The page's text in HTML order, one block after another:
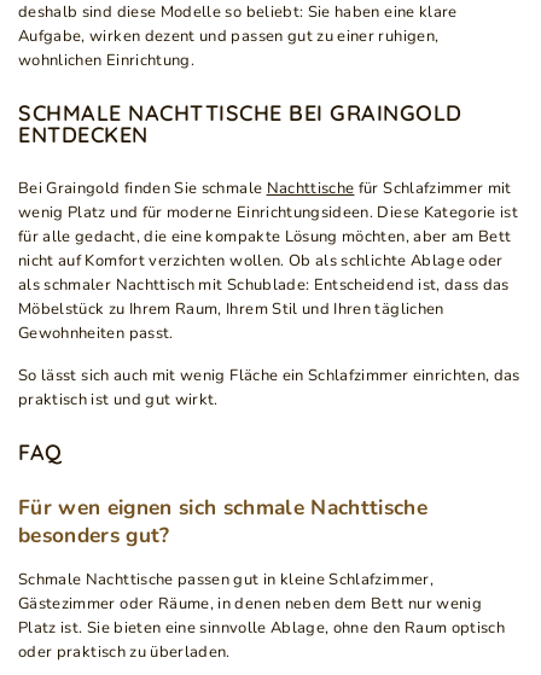
deshalb sind diese Modelle so beliebt: Sie haben eine klare
Aufgabe, wirken dezent und passen gut zu einer ruhigen,
wohnlichen Einrichtung.
SCHMALE NACHTTISCHE BEI GRAINGOLD
ENTDECKEN
Bei Graingold finden Sie schmale Nachttische für Schlafzimmer mit
wenig Platz und für moderne Einrichtungsideen. Diese Kategorie ist
für alle gedacht, die eine kompakte Lösung möchten, aber am Bett
nicht auf Komfort verzichten wollen. Ob als schlichte Ablage oder
als schmaler Nachttisch mit Schublade: Entscheidend ist, dass das
Möbelstück zu Ihrem Raum, Ihrem Stil und Ihren täglichen
Gewohnheiten passt.
So lässt sich auch mit wenig Fläche ein Schlafzimmer einrichten, das
praktisch ist und gut wirkt.
FAQ
Für wen eignen sich schmale Nachttische
besonders gut?
Schmale Nachttische passen gut in kleine Schlafzimmer,
Gästezimmer oder Räume, in denen neben dem Bett nur wenig
Platz ist. Sie bieten eine sinnvolle Ablage, ohne den Raum optisch
oder praktisch zu überladen.